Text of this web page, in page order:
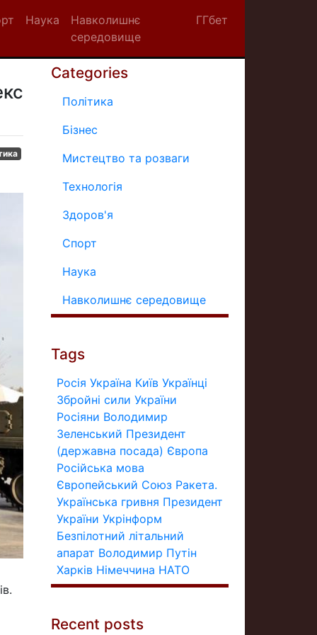
Наука
Навколишнє
середовище
ГГбет
Categories
Політика
Бізнес
Мистецтво та розваги
Технологія
Здоров'я
Спорт
Наука
Навколишнє середовище
Tags
Росія Україна Київ Українці
Збройні сили України
Росіяни Володимир
Зеленський Президент
(державна посада) Європа
Російська мова
Європейський Союз Ракета.
Українська гривня Президент
України Укрінформ
Безпілотний літальний
апарат Володимир Путін
Харків Німеччина НАТО
Recent posts